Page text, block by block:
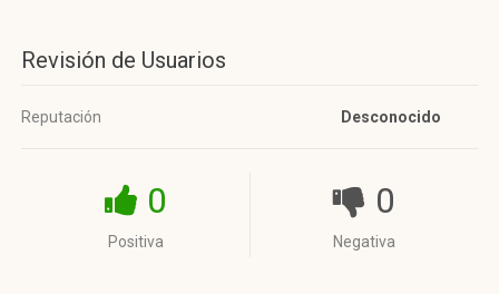
Revisión de Usuarios
Reputación Desconocido
0
Positiva
0
Negativa